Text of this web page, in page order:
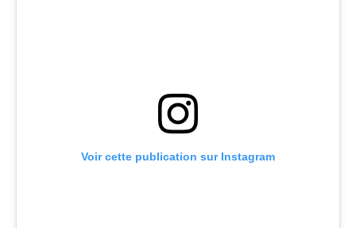
Voir cette publication sur Instagram